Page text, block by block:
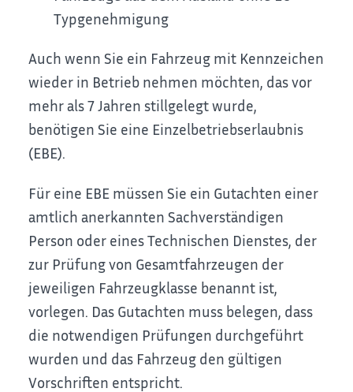
Typgenehmigung
Auch wenn Sie ein Fahrzeug mit Kennzeichen
wieder in Betrieb nehmen möchten, das vor
mehr als 7 Jahren stillgelegt wurde,
benötigen Sie eine Einzelbetriebserlaubnis
(EBE).
Für eine EBE müssen Sie ein Gutachten einer
amtlich anerkannten Sachverständigen
Person oder eines Technischen Dienstes, der
zur Prüfung von Gesamtfahrzeugen der
jeweiligen Fahrzeugklasse benannt ist,
vorlegen. Das Gutachten muss belegen, dass
die notwendigen Prüfungen durchgeführt
wurden und das Fahrzeug den gültigen
Vorschriften entspricht.